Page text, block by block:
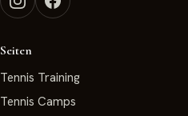
Seiten
Tennis Training
Tennis Camps